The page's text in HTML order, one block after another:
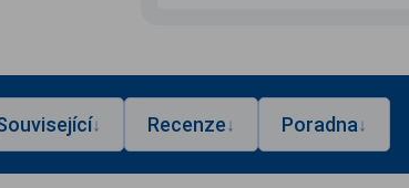
↓ Recenze↓ Poradna↓